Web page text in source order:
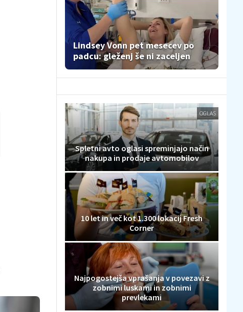
Lindsey Vonn pet mesecev po
padcu: gleženj še ni zaceljen
OGLAS
Spletni avto oglasi spreminjajo način
nakupa in prodaje avtomobilov
10 let in več kot 1.300 lokacij Fresh
Corner
Najpogostejša vprašanja v povezavi z
zobnimi luskami in zobnimi
prevlekami